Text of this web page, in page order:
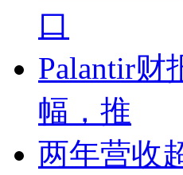
口
Palantir财
幅，推
两年营收